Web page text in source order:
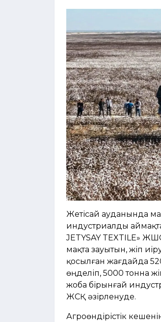
Жетісай ауданында
индустриалды
JETYSAY TEXTILE»
мақта зауытын, жіп
қосылған жағдайда
өңделіп, 5000 тонна
жоба бірынғай
ЖСҚ әзірленуде.
Агроөндірістік